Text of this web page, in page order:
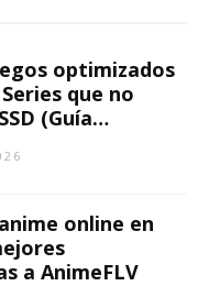
optimizados
que no
(Guía
online en
a AnimeFLV